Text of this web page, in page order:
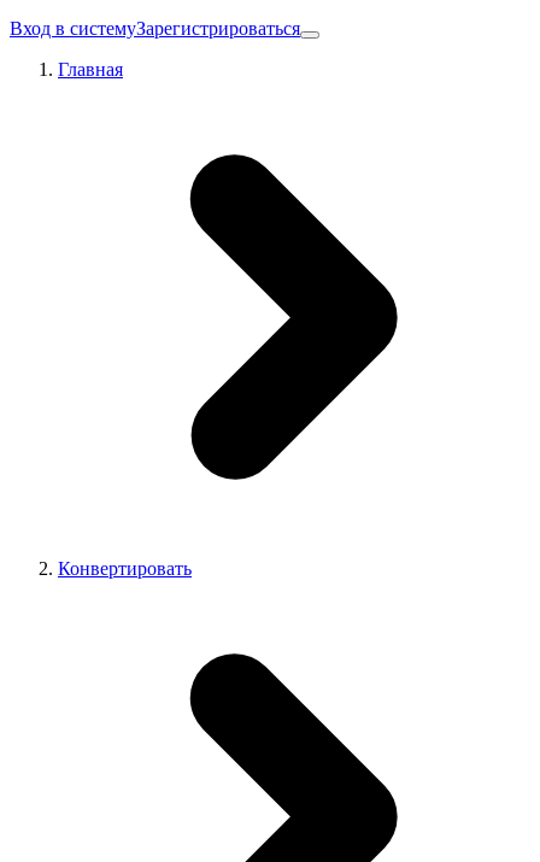
Вход в системуЗарегистрироваться
Главная
Конвертировать